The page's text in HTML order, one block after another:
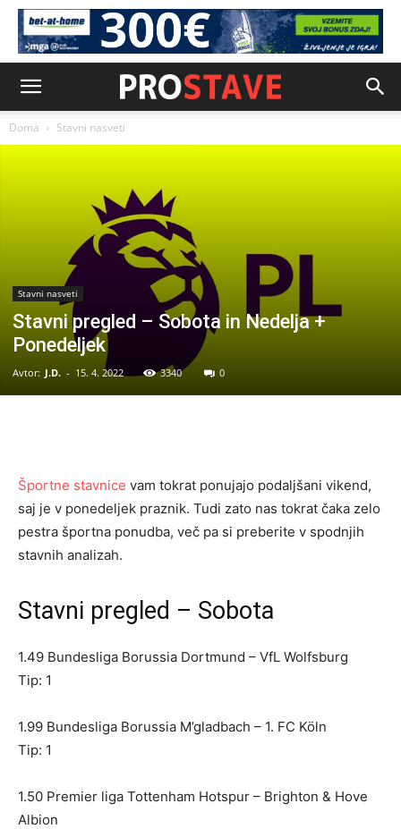
Doma Stavni nasveti
Stavni nasveti
Stavni pregled – Sobota in Nedelja +
Ponedeljek
Avtor: J.D. - 15. 4. 2022 3340 0
Športne stavnice vam tokrat ponujajo podaljšani vikend,
saj je v ponedeljek praznik. Tudi zato nas tokrat čaka zelo
pestra športna ponudba, več pa si preberite v spodnjih
stavnih analizah.
Stavni pregled – Sobota
1.49 Bundesliga Borussia Dortmund – VfL Wolfsburg
Tip: 1
1.99 Bundesliga Borussia M’gladbach – 1. FC Köln
Tip: 1
1.50 Premier liga Tottenham Hotspur – Brighton & Hove
Albion